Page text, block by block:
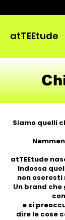
atTEEtude
Siamo quelli
atTEEtude
Indossa
non
Un brand
e si
dire le cose